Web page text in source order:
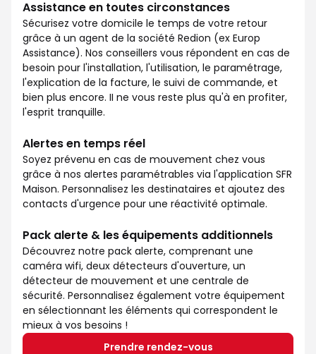
Assistance en toutes circonstances
Sécurisez votre domicile le temps de votre retour
grâce à un agent de la société Redion (ex Europ
Assistance). Nos conseillers vous répondent en cas de
besoin pour l'installation, l'utilisation, le paramétrage,
l'explication de la facture, le suivi de commande, et
bien plus encore. II ne vous reste plus qu'à en profiter,
l'esprit tranquille.
Alertes en temps réel
Soyez prévenu en cas de mouvement chez vous
grâce à nos alertes paramétrables via l'application SFR
Maison. Personnalisez les destinataires et ajoutez des
contacts d'urgence pour une réactivité optimale.
Pack alerte & les équipements additionnels
Découvrez notre pack alerte, comprenant une
caméra wifi, deux détecteurs d'ouverture, un
détecteur de mouvement et une centrale de
sécurité. Personnalisez également votre équipement
en sélectionnant les éléments qui correspondent le
mieux à vos besoins !
Prendre rendez-vous